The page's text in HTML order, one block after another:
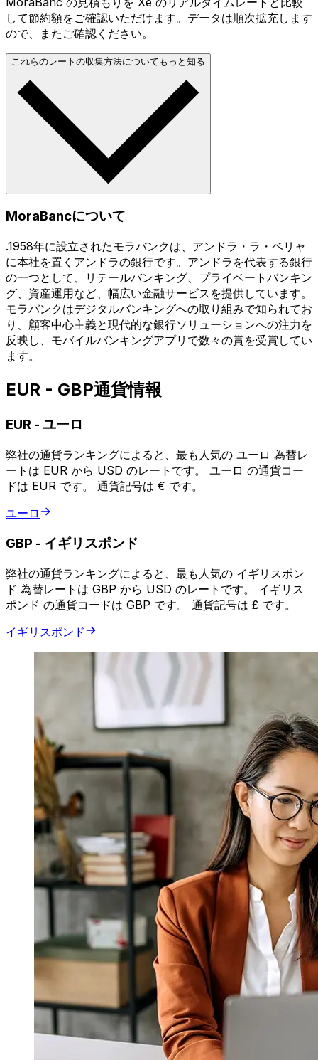
して節約額をご確認いただけます。データは順次拡充します
ので、またご確認ください。
これらのレートの収集方法についてもっと知る
MoraBancについて
.1958年に設立されたモラバンクは、アンドラ・ラ・ベリャ
に本社を置くアンドラの銀行です。アンドラを代表する銀行
の一つとして、リテールバンキング、プライベートバンキン
グ、資産運用など、幅広い金融サービスを提供しています。
モラバンクはデジタルバンキングへの取り組みで知られてお
り、顧客中心主義と現代的な銀行ソリューションへの注力を
反映し、モバイルバンキングアプリで数々の賞を受賞してい
ます。
EUR - GBP通貨情報
EUR - ユーロ
弊社の通貨ランキングによると、最も人気の ユーロ 為替レ
ートは EUR から USD のレートです。 ユーロ の通貨コー
ドは EUR です。 通貨記号は € です。
ユーロ
GBP - イギリスポンド
弊社の通貨ランキングによると、最も人気の イギリスポン
ド 為替レートは GBP から USD のレートです。 イギリス
ポンド の通貨コードは GBP です。 通貨記号は £ です。
イギリスポンド